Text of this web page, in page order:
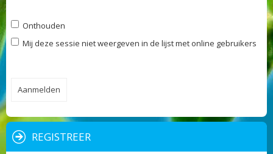
Onthouden
Mij deze sessie niet weergeven in de lijst met online gebruikers
REGISTREER